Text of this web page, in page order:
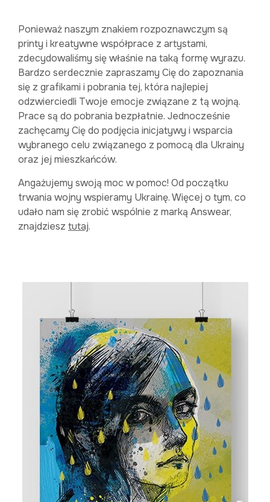
Ponieważ naszym znakiem rozpoznawczym są
printy i kreatywne współprace z artystami,
zdecydowaliśmy się właśnie na taką formę wyrazu.
Bardzo serdecznie zapraszamy Cię do zapoznania
się z grafikami i pobrania tej, która najlepiej
odzwierciedli Twoje emocje związane z tą wojną.
Prace są do pobrania bezpłatnie. Jednocześnie
zachęcamy Cię do podjęcia inicjatywy i wsparcia
wybranego celu związanego z pomocą dla Ukrainy
oraz jej mieszkańców.
Angażujemy swoją moc w pomoc! Od początku
trwania wojny wspieramy Ukrainę. Więcej o tym, co
udało nam się zrobić wspólnie z marką Answear,
znajdziesz tutaj.